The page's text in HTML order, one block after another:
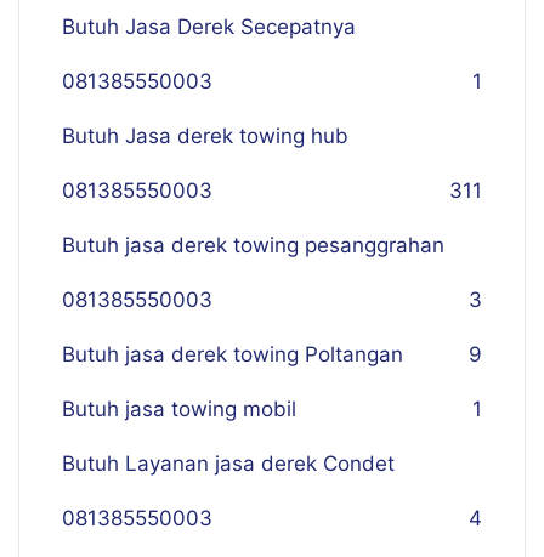
Butuh Jasa Derek Secepatnya
081385550003 1
Butuh Jasa derek towing hub
081385550003 311
Butuh jasa derek towing pesanggrahan
081385550003 3
Butuh jasa derek towing Poltangan 9
Butuh jasa towing mobil 1
Butuh Layanan jasa derek Condet
081385550003 4